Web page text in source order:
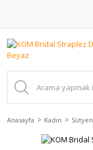
Anasayfa Kadın Sütyen